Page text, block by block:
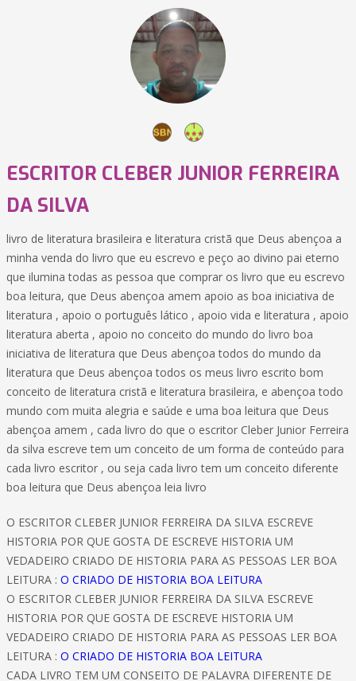
ESCRITOR CLEBER JUNIOR FERREIRA
DA SILVA
livro de literatura brasileira e literatura cristã que Deus abençoa a
minha venda do livro que eu escrevo e peço ao divino pai eterno
que ilumina todas as pessoa que comprar os livro que eu escrevo
boa leitura, que Deus abençoa amem apoio as boa iniciativa de
literatura , apoio o português lático , apoio vida e literatura , apoio
literatura aberta , apoio no conceito do mundo do livro boa
iniciativa de literatura que Deus abençoa todos do mundo da
literatura que Deus abençoa todos os meus livro escrito bom
conceito de literatura cristã e literatura brasileira, e abençoa todo
mundo com muita alegria e saúde e uma boa leitura que Deus
abençoa amem , cada livro do que o escritor Cleber Junior Ferreira
da silva escreve tem um conceito de um forma de conteúdo para
cada livro escritor , ou seja cada livro tem um conceito diferente
boa leitura que Deus abençoa leia livro
O ESCRITOR CLEBER JUNIOR FERREIRA DA SILVA ESCREVE
HISTORIA POR QUE GOSTA DE ESCREVE HISTORIA UM
VEDADEIRO CRIADO DE HISTORIA PARA AS PESSOAS LER BOA
LEITURA : O CRIADO DE HISTORIA BOA LEITURA
O ESCRITOR CLEBER JUNIOR FERREIRA DA SILVA ESCREVE
HISTORIA POR QUE GOSTA DE ESCREVE HISTORIA UM
VEDADEIRO CRIADO DE HISTORIA PARA AS PESSOAS LER BOA
LEITURA : O CRIADO DE HISTORIA BOA LEITURA
CADA LIVRO TEM UM CONSEITO DE PALAVRA DIFERENTE DE